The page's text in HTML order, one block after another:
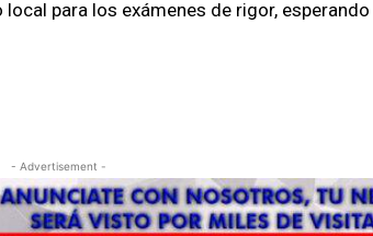
para los exámenes de rigor,
- Advertisement -